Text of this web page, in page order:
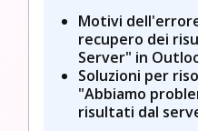
Motivi
recupero dei
Server" in
Soluzioni per
"Abbiamo
risultati dal